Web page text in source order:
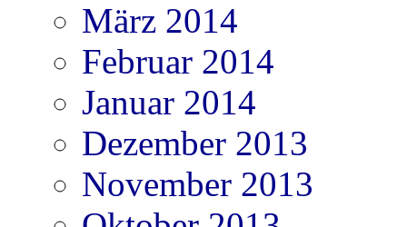
März 2014
Februar 2014
Januar 2014
Dezember 2013
November 2013